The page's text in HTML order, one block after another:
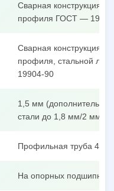
Сварная конструкция из
профиля ГОСТ —
Сварная конструкция из
профиля, стальной
19904-90
1,5 мм
стали до 1,8 мм/2 мм/3
Профильная труба
На опорных